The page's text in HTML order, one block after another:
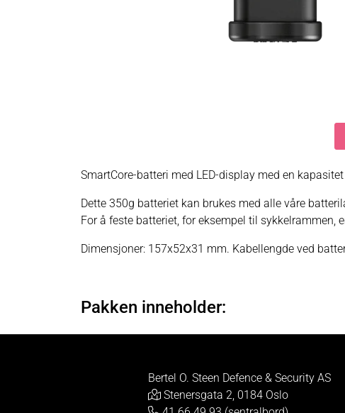
SmartCore-batteri med LED-display med en
Dette 350g batteriet kan brukes med alle våre
For å feste batteriet, for eksempel til
Dimensjoner: 157x52x31 mm. Kabellengde ved
Pakken inneholder:
Bertel O. Steen Defence & Security AS
Stenersgata 2, 0184 Oslo